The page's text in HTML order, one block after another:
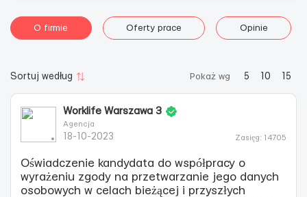
O firmie Oferty prace Opinie
Sortuj według Pokaż wg 5 10 15
Worklife Warszawa 3
Agencja
18-10-2023 Zasięg: 14705
Oświadczenie kandydata do współpracy o
wyrażeniu zgody na przetwarzanie jego danych
osobowych w celach bieżącej i przyszłych